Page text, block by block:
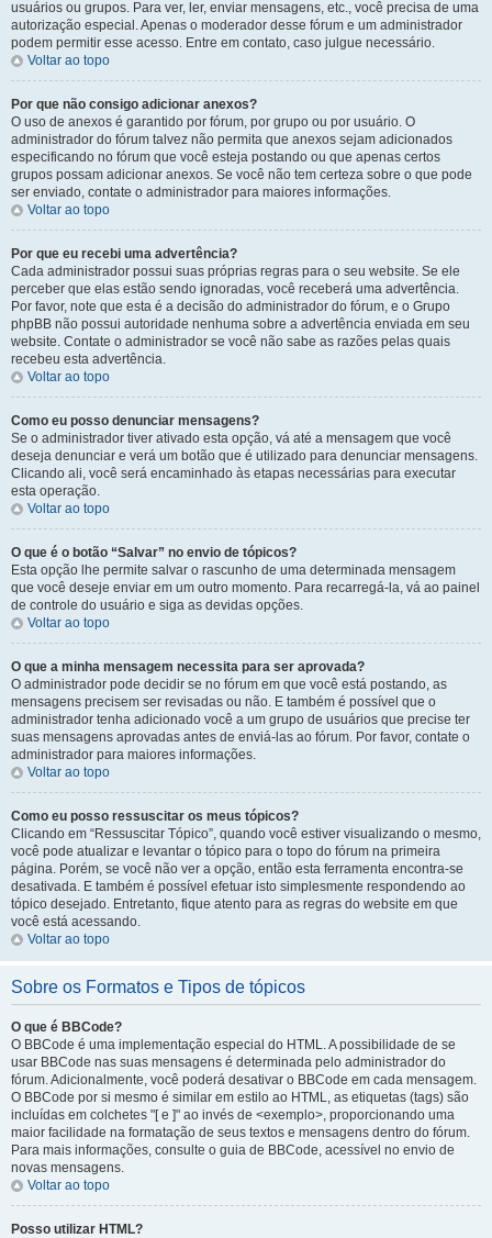
usuários ou grupos. Para ver, ler, enviar mensagens, etc., você precisa de uma
autorização especial. Apenas o moderador desse fórum e um administrador
podem permitir esse acesso. Entre em contato, caso julgue necessário.
Voltar ao topo
Por que não consigo adicionar anexos?
O uso de anexos é garantido por fórum, por grupo ou por usuário. O
administrador do fórum talvez não permita que anexos sejam adicionados
especificando no fórum que você esteja postando ou que apenas certos
grupos possam adicionar anexos. Se você não tem certeza sobre o que pode
ser enviado, contate o administrador para maiores informações.
Voltar ao topo
Por que eu recebi uma advertência?
Cada administrador possui suas próprias regras para o seu website. Se ele
perceber que elas estão sendo ignoradas, você receberá uma advertência.
Por favor, note que esta é a decisão do administrador do fórum, e o Grupo
phpBB não possui autoridade nenhuma sobre a advertência enviada em seu
website. Contate o administrador se você não sabe as razões pelas quais
recebeu esta advertência.
Voltar ao topo
Como eu posso denunciar mensagens?
Se o administrador tiver ativado esta opção, vá até a mensagem que você
deseja denunciar e verá um botão que é utilizado para denunciar mensagens.
Clicando ali, você será encaminhado às etapas necessárias para executar
esta operação.
Voltar ao topo
O que é o botão “Salvar” no envio de tópicos?
Esta opção lhe permite salvar o rascunho de uma determinada mensagem
que você deseje enviar em um outro momento. Para recarregá-la, vá ao painel
de controle do usuário e siga as devidas opções.
Voltar ao topo
O que a minha mensagem necessita para ser aprovada?
O administrador pode decidir se no fórum em que você está postando, as
mensagens precisem ser revisadas ou não. E também é possível que o
administrador tenha adicionado você a um grupo de usuários que precise ter
suas mensagens aprovadas antes de enviá-las ao fórum. Por favor, contate o
administrador para maiores informações.
Voltar ao topo
Como eu posso ressuscitar os meus tópicos?
Clicando em “Ressuscitar Tópico”, quando você estiver visualizando o mesmo,
você pode atualizar e levantar o tópico para o topo do fórum na primeira
página. Porém, se você não ver a opção, então esta ferramenta encontra-se
desativada. E também é possível efetuar isto simplesmente respondendo ao
tópico desejado. Entretanto, fique atento para as regras do website em que
você está acessando.
Voltar ao topo
Sobre os Formatos e Tipos de tópicos
O que é BBCode?
O BBCode é uma implementação especial do HTML. A possibilidade de se
usar BBCode nas suas mensagens é determinada pelo administrador do
fórum. Adicionalmente, você poderá desativar o BBCode em cada mensagem.
O BBCode por si mesmo é similar em estilo ao HTML, as etiquetas (tags) são
incluídas em colchetes "[ e ]" ao invés de <exemplo>, proporcionando uma
maior facilidade na formatação de seus textos e mensagens dentro do fórum.
Para mais informações, consulte o guia de BBCode, acessível no envio de
novas mensagens.
Voltar ao topo
Posso utilizar HTML?